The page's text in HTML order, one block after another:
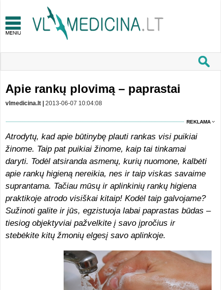
Apie rankų plovimą – paprastai
vlmedicina.lt | 2013-06-07 10:04:08
REKLAMA
Atrodytų, kad apie būtinybę plauti rankas visi puikiai
žinome. Taip pat puikiai žinome, kaip tai tinkamai
daryti. Todėl atsiranda asmenų, kurių nuomone, kalbėti
apie rankų higieną nereikia, nes ir taip viskas savaime
suprantama. Tačiau mūsų ir aplinkinių rankų higiena
praktikoje atrodo visiškai kitaip! Kodėl taip galvojame?
Sužinoti galite ir jūs, egzistuoja labai paprastas būdas –
tiesiog objektyviai pažvelkite į savo įpročius ir
stebėkite kitų žmonių elgesį savo aplinkoje.